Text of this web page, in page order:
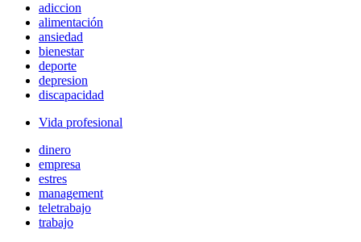
adiccion
alimentación
ansiedad
bienestar
deporte
depresion
discapacidad
Vida profesional
dinero
empresa
estres
management
teletrabajo
trabajo